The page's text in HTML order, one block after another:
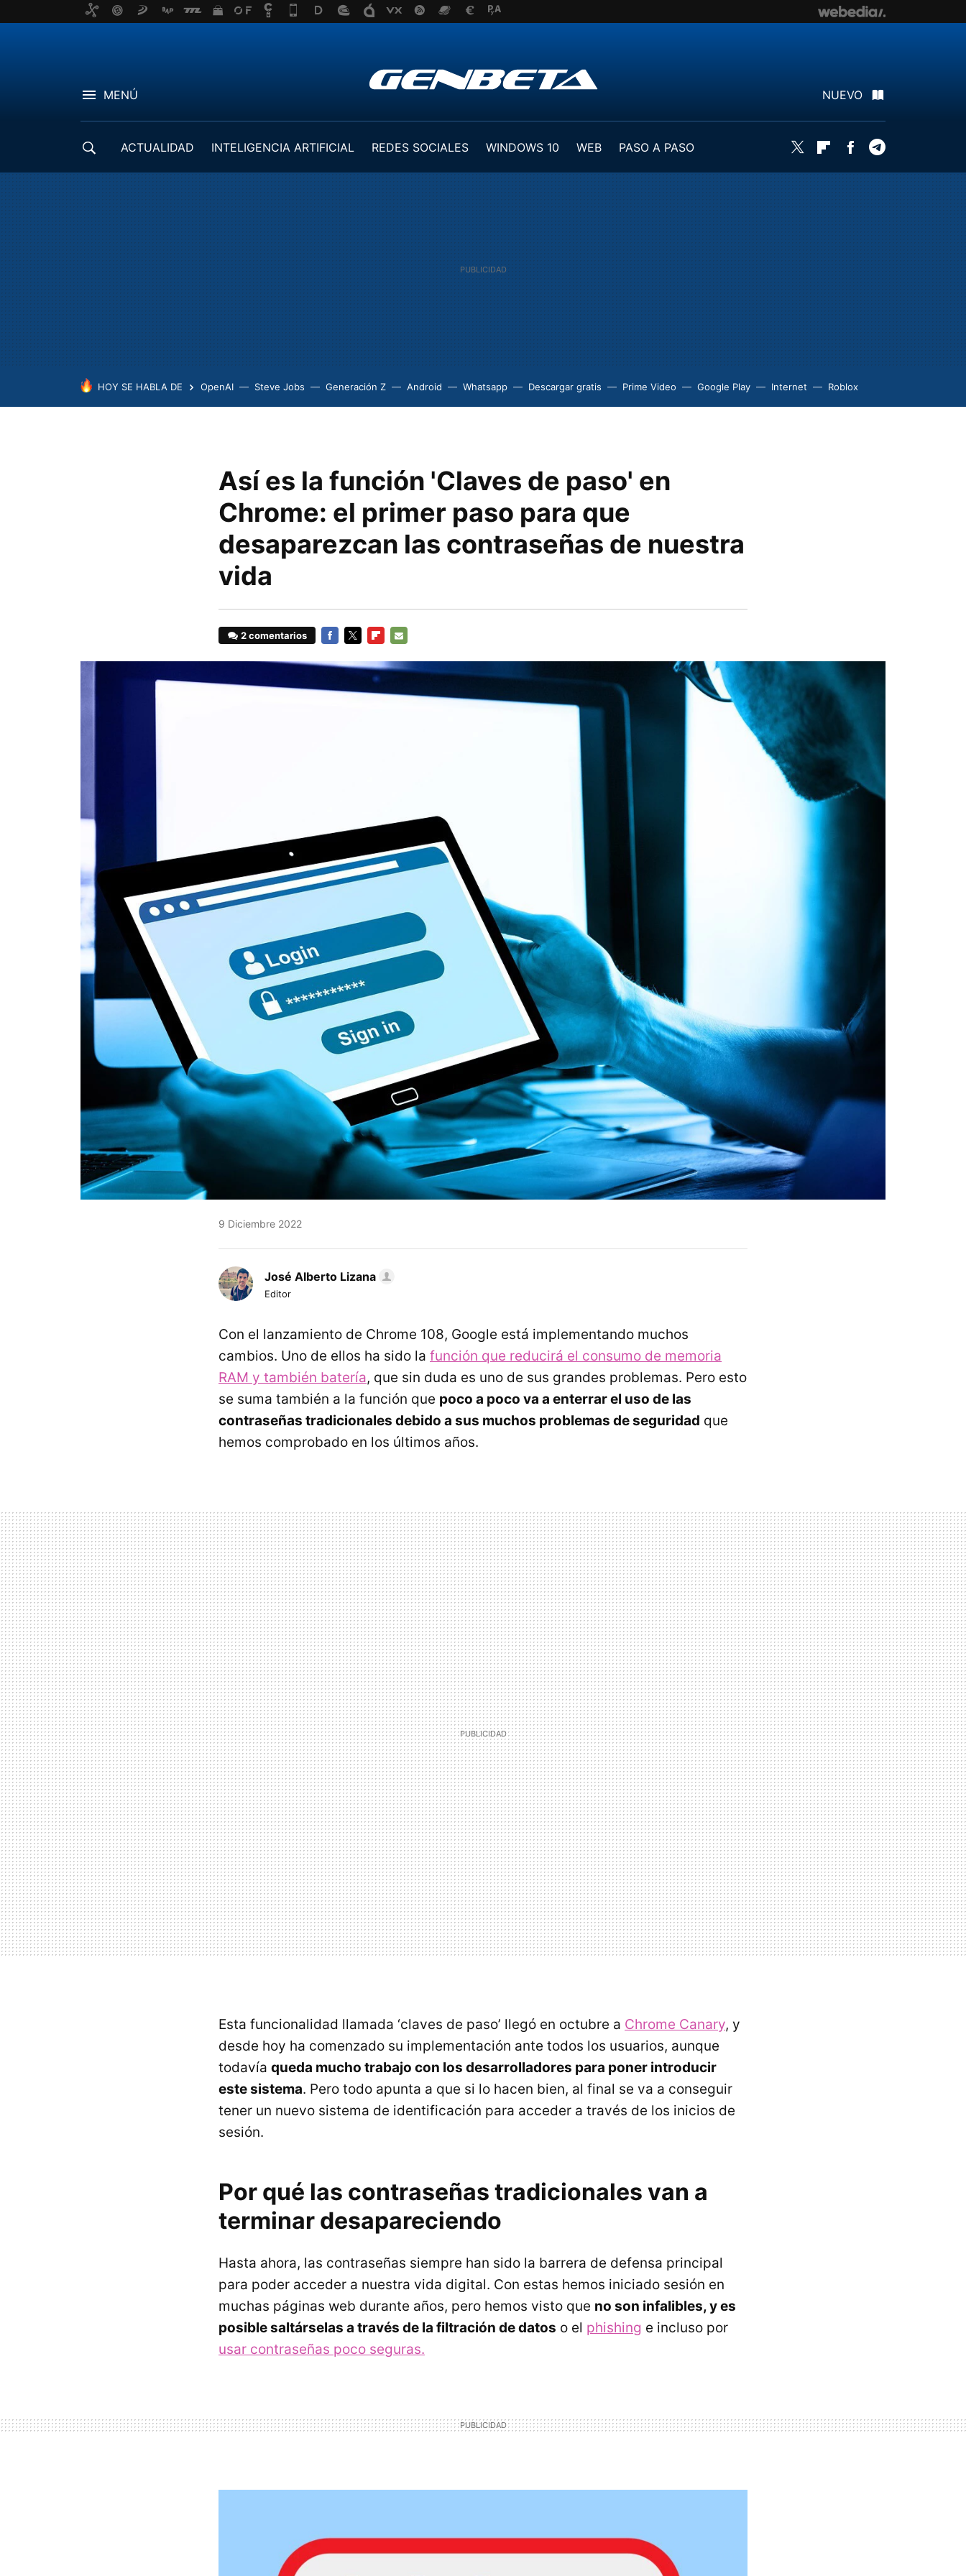
MENÚ NUEVO
ACTUALIDAD INTELIGENCIA ARTIFICIAL REDES SOCIALES WINDOWS 10 WEB
PASO A PASO
Twitter FlipboardFacebook
HOY SE HABLA DE OpenAI Steve Jobs Generación Z Android Whatsapp Descargar gratis Prime Video Google Play Internet Roblox
Así es la función 'Claves de paso' en
Chrome: el primer paso para que
desaparezcan las contraseñas de nuestra
vida
2 comentarios
MAIL
9 Diciembre 2022
José Alberto Lizana
Editor
Con el lanzamiento de Chrome 108, Google está implementando muchos
cambios. Uno de ellos ha sido la función que reducirá el consumo de memoria
RAM y también batería, que sin duda es uno de sus grandes problemas. Pero esto
se suma también a la función que poco a poco va a enterrar el uso de las
contraseñas tradicionales debido a sus muchos problemas de seguridad que
hemos comprobado en los últimos años.
Esta funcionalidad llamada ‘claves de paso’ llegó en octubre a Chrome Canary, y
desde hoy ha comenzado su implementación ante todos los usuarios, aunque
todavía queda mucho trabajo con los desarrolladores para poner introducir
este sistema. Pero todo apunta a que si lo hacen bien, al final se va a conseguir
tener un nuevo sistema de identificación para acceder a través de los inicios de
sesión.
Por qué las contraseñas tradicionales van a
terminar desapareciendo
Hasta ahora, las contraseñas siempre han sido la barrera de defensa principal
para poder acceder a nuestra vida digital. Con estas hemos iniciado sesión en
muchas páginas web durante años, pero hemos visto que no son infalibles, y es
posible saltárselas a través de la filtración de datos o el phishing e incluso por
usar contraseñas poco seguras.